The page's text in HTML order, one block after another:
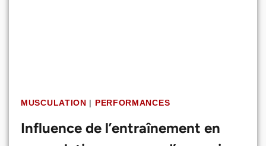
MUSCULATION | PERFORMANCES
Influence de l’entraînement en